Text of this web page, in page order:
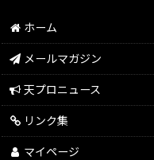
2025年
2024年
2023年
2022年
ホーム
メールマガジン
天プロニュース
リンク集
マイページ